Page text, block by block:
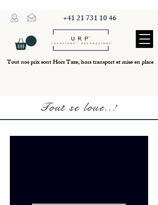
+41 21 731 10 46
Tout nos prix sont Hors Taxe, hors transport et mise en place
Tout se loue..!